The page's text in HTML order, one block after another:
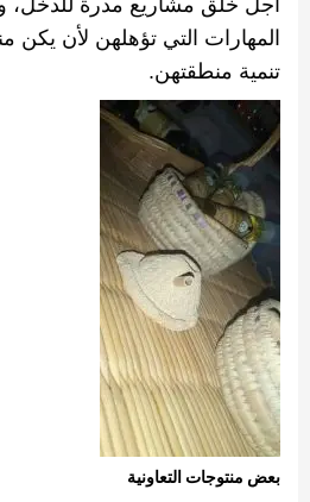
أجل خلق مشاريع مدرة للدخل،
المهارات التي تؤهلهن لأن
تنمية منطقتهن‫.‬
بعض منتوجات التعاونية